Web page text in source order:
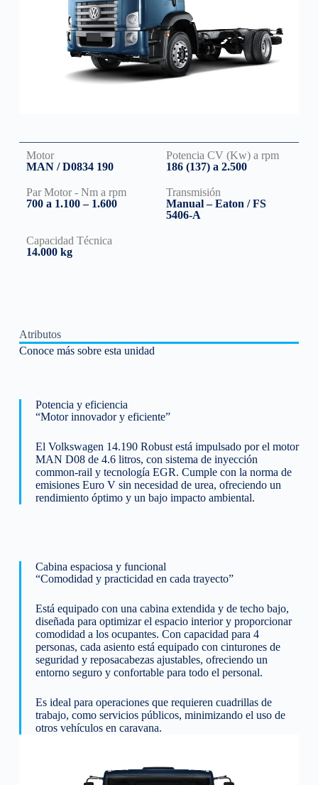
Motor
MAN / D0834 190
Potencia CV (Kw) a rpm
186 (137) a 2.500
Par Motor - Nm a rpm
700 a 1.100 – 1.600
Transmisión
Manual – Eaton / FS
5406-A
Capacidad Técnica
14.000 kg
Atributos
Conoce más sobre esta unidad
Potencia y eficiencia
“Motor innovador y eficiente”
El Volkswagen 14.190 Robust está impulsado por el motor
MAN D08 de 4.6 litros, con sistema de inyección
common-rail y tecnología EGR. Cumple con la norma de
emisiones Euro V sin necesidad de urea, ofreciendo un
rendimiento óptimo y un bajo impacto ambiental.
Cabina espaciosa y funcional
“Comodidad y practicidad en cada trayecto”
Está equipado con una cabina extendida y de techo bajo,
diseñada para optimizar el espacio interior y proporcionar
comodidad a los ocupantes. Con capacidad para 4
personas, cada asiento está equipado con cinturones de
seguridad y reposacabezas ajustables, ofreciendo un
entorno seguro y confortable para todo el personal.
Es ideal para operaciones que requieren cuadrillas de
trabajo, como servicios públicos, minimizando el uso de
otros vehículos en caravana.